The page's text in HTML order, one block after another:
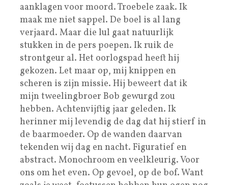
aanklagen voor moord. Troebele zaak. Ik
maak me niet sappel. De boel is al lang
verjaard. Maar die lul gaat natuurlijk
stukken in de pers poepen. Ik ruik de
strontgeur al. Het oorlogspad heeft hij
gekozen. Let maar op, mij knippen en
scheren is zijn missie. Hij beweert dat ik
mijn tweelingbroer Bob gewurgd zou
hebben. Achtenvijftig jaar geleden. Ik
herinner mij levendig de dag dat hij stierf in
de baarmoeder. Op de wanden daarvan
tekenden wij dag en nacht. Figuratief en
abstract. Monochroom en veelkleurig. Voor
ons om het even. Op gevoel, op de bof. Want